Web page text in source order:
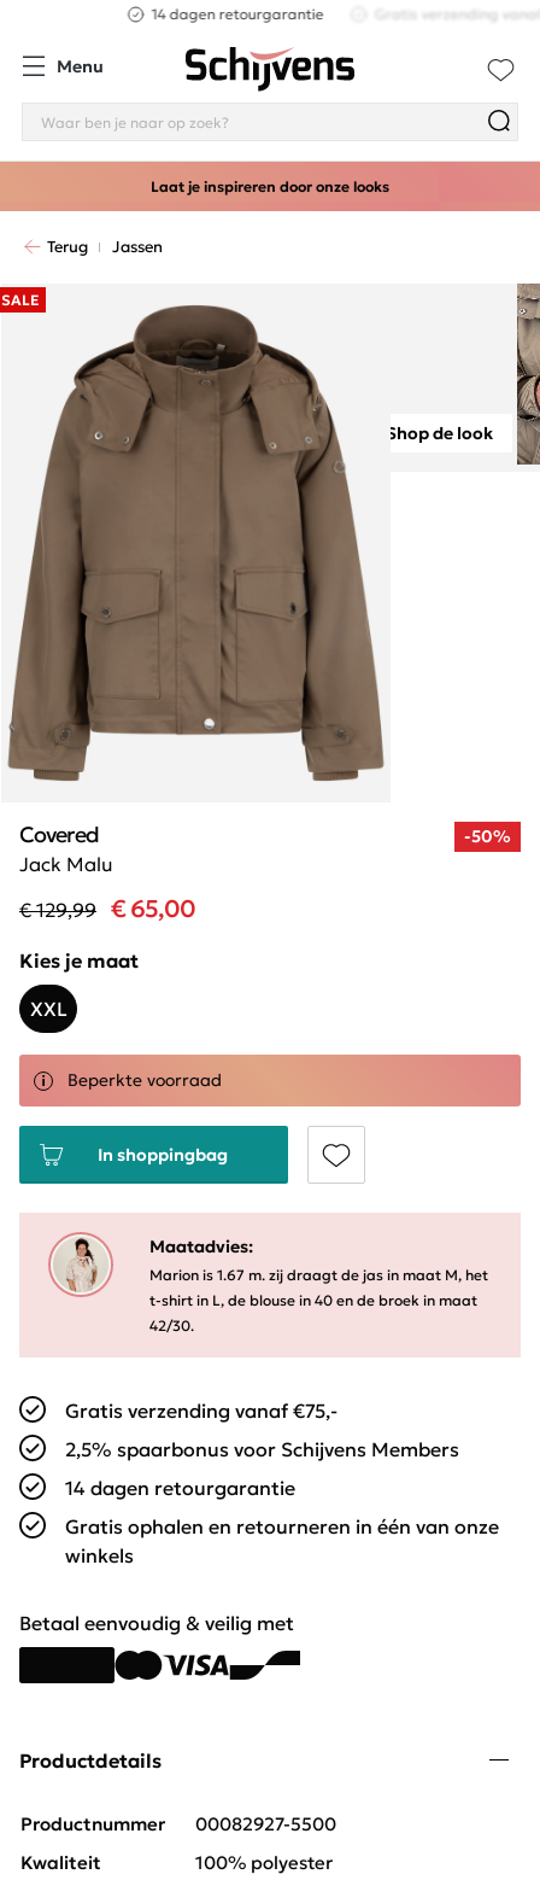
Gratis verzending vanaf €75,-
Menu
Laat je inspireren door onze looks
Terug Jassen
SALE
Shop de look
-50%
Jack Malu
Covered
€ 129,99 € 65,00
Kies je maat
XXL
Beperkte voorraad
In shoppingbag
Maatadvies:
Marion is 1.67 m. zij draagt de jas in maat M, het
t-shirt in L, de blouse in 40 en de broek in maat
42/30.
Gratis verzending vanaf €75,-
2,5% spaarbonus voor Schijvens Members
14 dagen retourgarantie
Gratis ophalen en retourneren in één van onze
winkels
Betaal eenvoudig & veilig met
Productdetails
Productnummer
00082927-5500
Kwaliteit
100% polyester